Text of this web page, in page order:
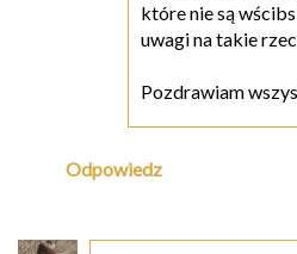
które nie są
uwagi na takie
Pozdrawiam
Odpowiedz